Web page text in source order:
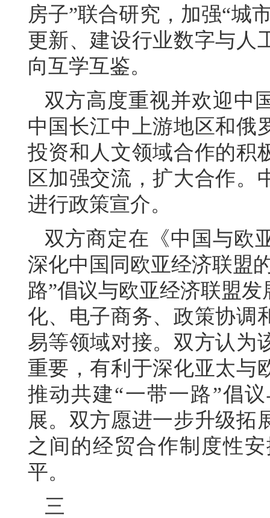
房子”联合研究，加强“城
更新、建设行业数字与人
向互学互鉴。
双方高度重视并欢迎中
中国长江中上游地区和俄
投资和人文领域合作的积
区加强交流，扩大合作。
进行政策宣介。
双方商定在《中国与欧
深化中国同欧亚经济联盟
路”倡议与欧亚经济联盟
化、电子商务、政策协调
易等领域对接。双方认为
重要，有利于深化亚太与
推动共建“一带一路”倡
展。双方愿进一步升级拓
之间的经贸合作制度性
平。
三